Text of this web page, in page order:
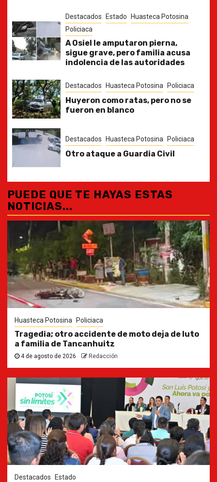
Destacados Estado
Huasteca Potosina
Policiaca
A Osiel le amputaron pierna,
sigue grave, pero familia acusa
indolencia de las autoridades
Destacados Huasteca Potosina Policiaca
Huyeron como ratas, pero no se
fueron en blanco
Destacados Huasteca Potosina Policiaca
Otro ataque a Guardia Civil
PUEDE QUE TE HAYAS ESTAS
NOTICIAS...
Huasteca Potosina Policiaca
Tragedia; otro accidente de moto deja de luto
a familia de Tancanhuitz
4 de agosto de 2026 Redacción
Destacados Estado